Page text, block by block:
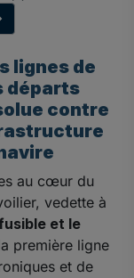
lignes de
départs
contre
au cœur du
vedette à
et le
première ligne
et de